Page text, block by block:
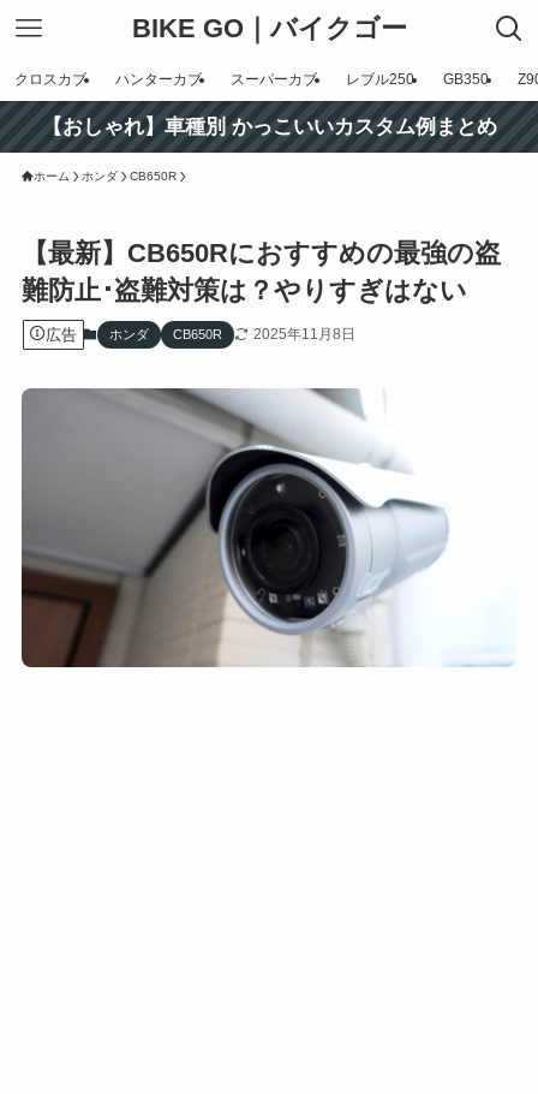
BIKE GO｜バイクゴー
クロスカブ ハンターカブ スーパーカブ レブル250 GB350
【おしゃれ】車種別 かっこいいカスタム例まとめ
ホーム ホンダ CB650R
【最新】CB650Rにおすすめの最強の盗
難防止･盗難対策は？やりすぎはない
広告 ホンダ CB650R 2025年11月8日